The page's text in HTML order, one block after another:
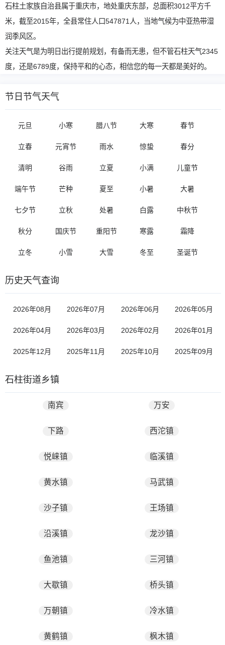
石柱土家族自治县属于重庆市，地处重庆东部，总面积3012平方千
米，截至2015年，全县常住人口547871人，当地气候为中亚热带湿
润季风区。
关注天气是为明日出行提前规划，有备而无患，但不管石柱天气2345
度，还是6789度，保持平和的心态，相信您的每一天都是美好的。
节日节气天气
元旦 小寒 腊八节 大寒 春节
立春 元宵节 雨水 惊蛰 春分
清明 谷雨 立夏 小满 儿童节
端午节 芒种 夏至 小暑 大暑
七夕节 立秋 处暑 白露 中秋节
秋分 国庆节 重阳节 寒露 霜降
立冬 小雪 大雪 冬至 圣诞节
历史天气查询
2026年08月 2026年07月 2026年06月 2026年05月
2026年04月 2026年03月 2026年02月 2026年01月
2025年12月 2025年11月 2025年10月 2025年09月
石柱街道乡镇
南宾 万安
下路 西沱镇
悦崃镇 临溪镇
黄水镇 马武镇
沙子镇 王场镇
沿溪镇 龙沙镇
鱼池镇 三河镇
大歇镇 桥头镇
万朝镇 冷水镇
黄鹤镇 枫木镇